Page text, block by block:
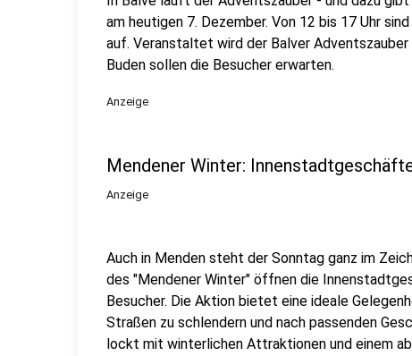
am heutigen 7. Dezember. Von 12 bis 17 Uhr
auf. Veranstaltet wird der Balver
Buden sollen die Besucher erwarten.
Anzeige
Mendener Winter:
Anzeige
Auch in Menden steht der Sonntag ganz im
des "Mendener Winter" öffnen die
Besucher. Die Aktion bietet eine ideale
Straßen zu schlendern und nach passenden
lockt mit winterlichen Attraktionen und einem